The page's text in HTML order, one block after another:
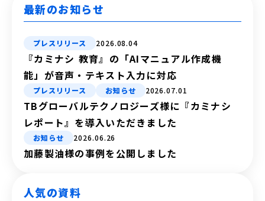
最新のお知らせ
プレスリリース 2026.08.04
『カミナシ 教育』の「AIマニュアル作成機
能」が音声・テキスト入力に対応
プレスリリース お知らせ 2026.07.01
TBグローバルテクノロジーズ様に『カミナシ
レポート』を導入いただきました
お知らせ 2026.06.26
加藤製油様の事例を公開しました
人気の資料